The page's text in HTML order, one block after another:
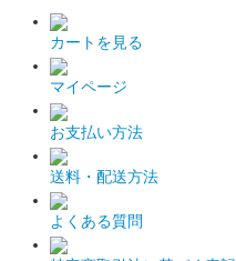
カートを見る
マイページ
お支払い方法
送料・配送方法
よくある質問